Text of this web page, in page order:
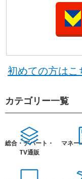
初めての方はこ
カテゴリー一覧
総合・デパート・
TV通販
マネー